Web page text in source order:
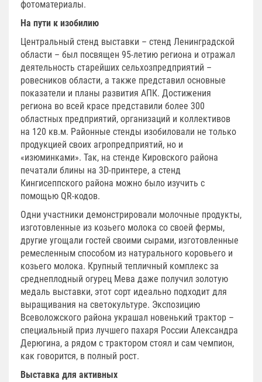
фотоматериалы.
На пути к изобилию
Центральный стенд выставки – стенд Ленинградской
области – был посвящен 95-летию региона и отражал
деятельность старейших сельхозпредприятий –
ровесников области, а также представил основные
показатели и планы развития АПК. Достижения
региона во всей красе представили более 300
областных предприятий, организаций и коллективов
на 120 кв.м. Районные стенды изобиловали не только
продукцией своих агропредприятий, но и
«изюминками». Так, на стенде Кировского района
печатали блины на 3D-принтере, а стенд
Кингисеппского района можно было изучить с
помощью QR-кодов.
Одни участники демонстрировали молочные продукты,
изготовленные из козьего молока со своей фермы,
другие угощали гостей своими сырами, изготовленные
ремесленным способом из натурального коровьего и
козьего молока. Крупный тепличный комплекс за
среднеплодный огурец Мева даже получил золотую
медаль выставки, этот сорт идеально подходит для
выращивания на светокультуре. Экспозицию
Всеволожского района украшал новенький трактор –
специальный приз лучшего пахаря России Александра
Дерюгина, а рядом с трактором стоял и сам чемпион,
как говорится, в полный рост.
Выставка для активных